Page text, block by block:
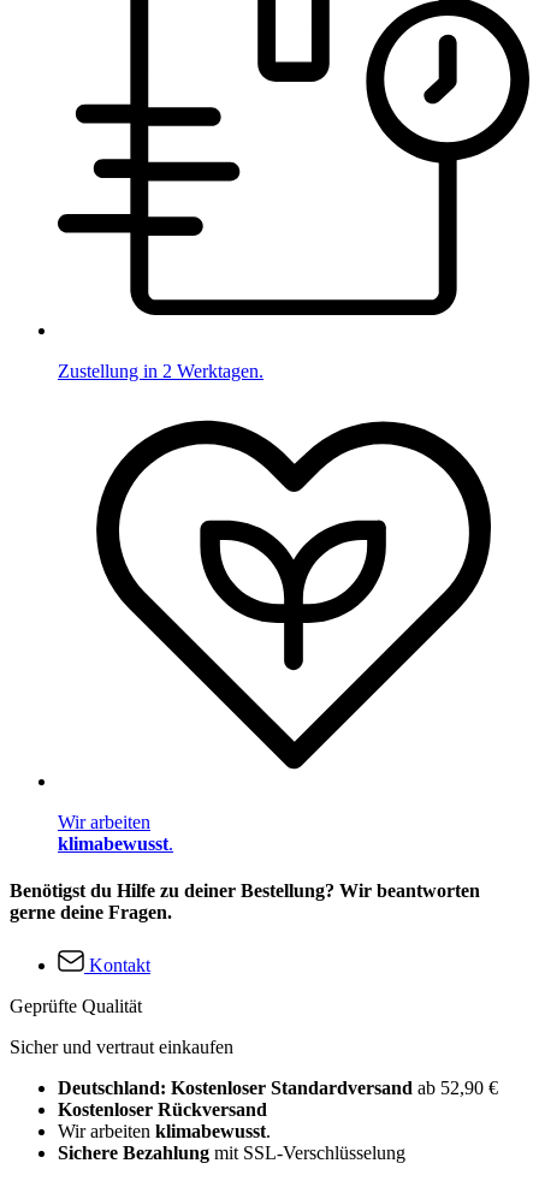
Zustellung in 2 Werktagen.
Wir arbeiten
klimabewusst.
Benötigst du Hilfe zu deiner Bestellung? Wir beantworten
gerne deine Fragen.
Kontakt
Geprüfte Qualität
Sicher und vertraut einkaufen
Deutschland: Kostenloser Standardversand ab 52,90 €
Kostenloser Rückversand
Wir arbeiten klimabewusst.
Sichere Bezahlung mit SSL-Verschlüsselung